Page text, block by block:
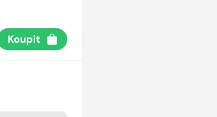
Koupit